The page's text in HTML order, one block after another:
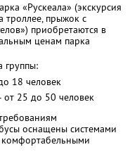
«Рускеала» (экскурсия
троллее, прыжок с
приобретаются в
ценам парка
группы:
18 человек
от 25 до 50 человек
оснащены системами
комфортабельными